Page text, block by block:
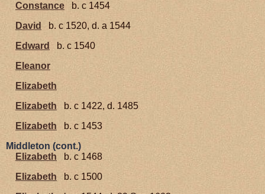
Constance
b. c 1454
David
b. c 1520, d. a 1544
Edward
b. c 1540
Eleanor
Elizabeth
Elizabeth
b. c 1422, d. 1485
Elizabeth
b. c 1453
Middleton (cont.)
Elizabeth
b. c 1468
Elizabeth
b. c 1500